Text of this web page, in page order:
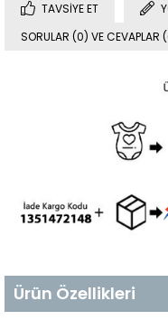
TAVSIYE ET
SORULAR (0) VE CEVAPLAR
Ürün Özellikleri